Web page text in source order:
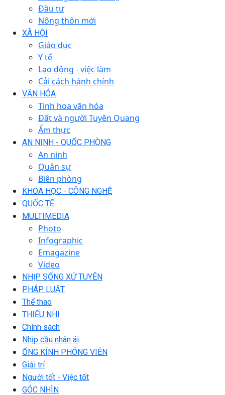
Đầu tư
Nông thôn mới
XÃ HỘI
Giáo dục
Y tế
Lao động - việc làm
Cải cách hành chính
VĂN HÓA
Tinh hoa văn hóa
Đất và người Tuyên Quang
Ẩm thực
AN NINH - QUỐC PHÒNG
An ninh
Quân sự
Biên phòng
KHOA HỌC - CÔNG NGHỆ
QUỐC TẾ
MULTIMEDIA
Photo
Infographic
Emagazine
Video
NHỊP SỐNG XỨ TUYÊN
PHÁP LUẬT
Thể thao
THIẾU NHI
Chính sách
Nhịp cầu nhân ái
ỐNG KÍNH PHÓNG VIÊN
Giải trí
Người tốt - Việc tốt
GÓC NHÌN